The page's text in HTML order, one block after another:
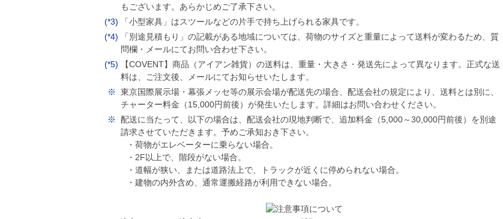
もございます。あらかじめご了承下さい。
(*3)
「小型家具」はスツールなどの片手で持ち上げられる家具です。
(*4)
「別途見積もり」の記載がある地域については、荷物のサイズと重量によって送料が変わるため、質
問欄・メールにてお問い合わせ下さい。
(*5)
【COVENT】商品（アイアン雑貨）の送料は、重量・大きさ・発送先によって異なります。正式な送
料は、ご注文後、メールにてお知らせいたします。
※
東京国際展示場・幕張メッセ等の展示会場が配送先の場合、配送会社の規定により、送料とは別に、
チャーター料金（15,000円前後）が発生いたします。詳細はお問い合わせください。
※
配送に当たって、以下の場合は、配送会社の現地判断で、追加料金（5,000～30,000円前後）を別途
請求させていただきます。予めご承知おき下さい。
・荷物がエレベーターに乗らない場合。
・2F以上で、階段がない場合。
・道幅が狭い、または道路法上で、トラックが近くに停められない場合。
・建物の内外含め、通常運搬経路が利用できない場合。